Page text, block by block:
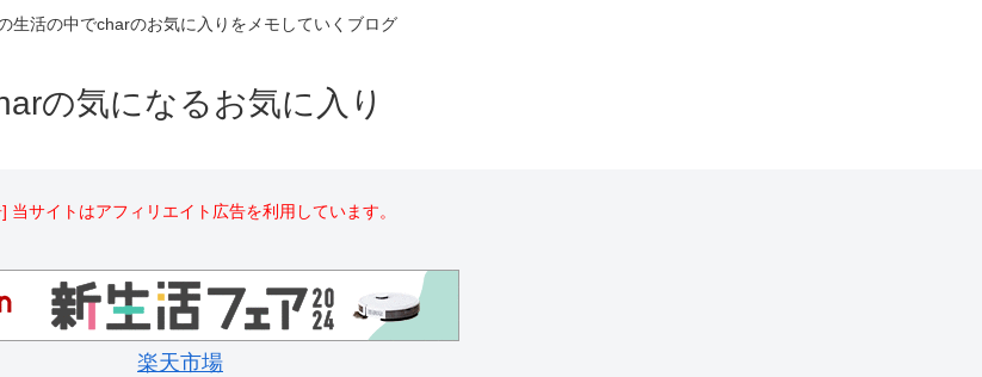
生活の中でcharのお気に入りをメモしていくブログ
の気になるお気に入り
当サイトはアフィリエイト広告を利用しています。
楽天市場